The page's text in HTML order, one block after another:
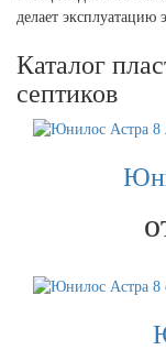
делает эксплуатацию
Каталог
септиков